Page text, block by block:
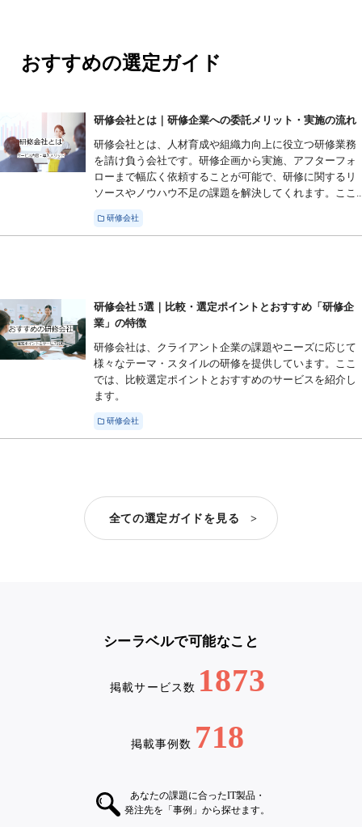
おすすめの選定ガイド
研修会社とは｜研修企業への委託メリット・実施の流れ
研修会社とは、人材育成や組織力向上に役立つ研修業務
を請け負う会社です。研修企画から実施、アフターフォ
ローまで幅広く依頼することが可能で、研修に関するリ
ソースやノウハウ不足の課題を解決してくれます。ここ
研修会社
研修会社 5選｜比較・選定ポイントとおすすめ「研修企
業」の特徴
研修会社は、クライアント企業の課題やニーズに応じて
様々なテーマ・スタイルの研修を提供しています。ここ
では、比較選定ポイントとおすすめのサービスを紹介し
ます。
研修会社
全ての選定ガイドを見る >
シーラベルで可能なこと
掲載サービス数 1873
掲載事例数 718
あなたの課題に合ったIT製品・
発注先を「事例」から探せます。